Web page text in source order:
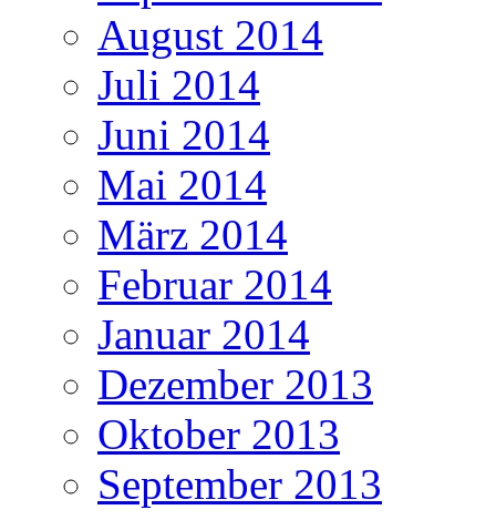
August 2014
Juli 2014
Juni 2014
Mai 2014
März 2014
Februar 2014
Januar 2014
Dezember 2013
Oktober 2013
September 2013